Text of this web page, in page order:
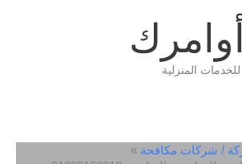
أوامرك
للخدمات المنزلية
/ شركات مكافحة